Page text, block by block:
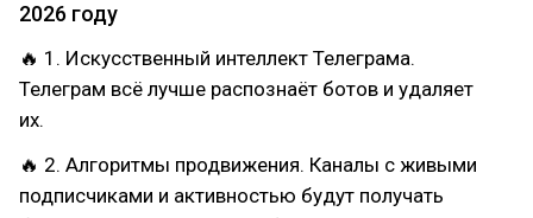
2026 году
🔥 1. Искусственный интеллект Телеграма.
Телеграм всё лучше распознаёт ботов и удаляет
их.
🔥 2. Алгоритмы продвижения. Каналы с живыми
подписчиками и активностью будут получать